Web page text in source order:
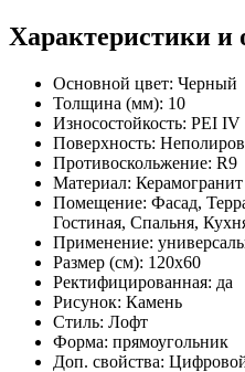
Характеристики и
Основной цвет: Черный
Толщина (мм): 10
Износостойкость: PEI IV
Поверхность:
Противоскольжение: R9
Материал: Керамогранит
Помещение: Фасад,
Гостиная, Спальня,
Применение:
Размер (см): 120x60
Ректифицированная: да
Рисунок: Камень
Стиль: Лофт
Форма: прямоугольник
Доп. свойства: